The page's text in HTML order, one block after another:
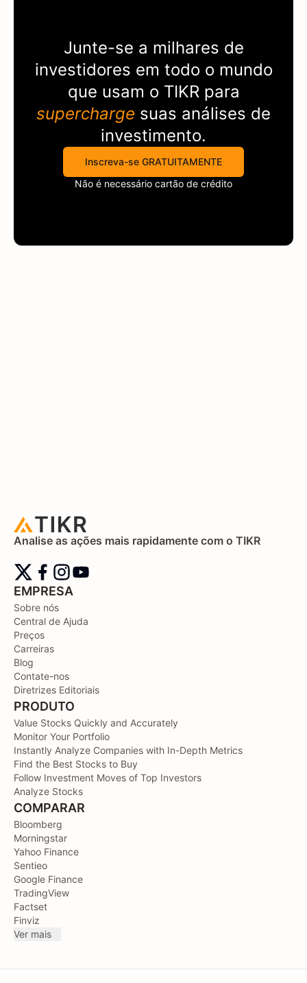
Junte-se a milhares de
investidores em todo o mundo
que usam o TIKR para
supercharge suas análises de
investimento.
Inscreva-se GRATUITAMENTE
Não é necessário cartão de crédito
Analise as ações mais rapidamente com o TIKR
EMPRESA
Sobre nós
Central de Ajuda
Preços
Carreiras
Blog
Contate-nos
Diretrizes Editoriais
PRODUTO
Value Stocks Quickly and Accurately
Monitor Your Portfolio
Instantly Analyze Companies with In-Depth Metrics
Find the Best Stocks to Buy
Follow Investment Moves of Top Investors
Analyze Stocks
COMPARAR
Bloomberg
Morningstar
Yahoo Finance
Sentieo
Google Finance
TradingView
Factset
Finviz
Ver mais